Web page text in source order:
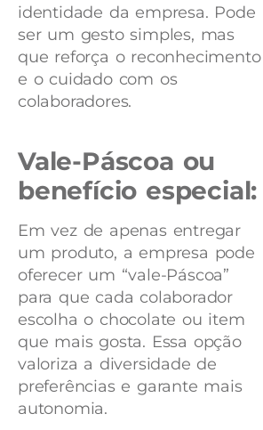
identidade da empresa. Pode
ser um gesto simples, mas
que reforça o reconhecimento
e o cuidado com os
colaboradores.
Vale-Páscoa ou
benefício especial:
Em vez de apenas entregar
um produto, a empresa pode
oferecer um “vale-Páscoa”
para que cada colaborador
escolha o chocolate ou item
que mais gosta. Essa opção
valoriza a diversidade de
preferências e garante mais
autonomia.